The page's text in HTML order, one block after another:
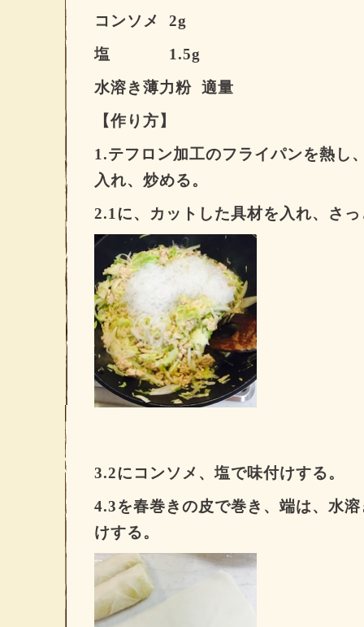
コンソメ
2g
塩
1.5g
水溶き薄力粉 適量
【作り方】
1.テフロン加工のフライパンを熱し
入れ、炒める。
2.1 に、カットした具材を入れ、さ
3.2にコンソメ、塩で味付けする。
4.3を春巻きの皮で巻き、端は、水
けする。